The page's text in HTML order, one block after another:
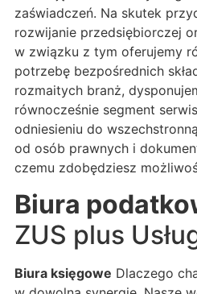
zaświadczeń. Na skutek
rozwijanie przedsiębiorczej
w związku z tym oferujemy
potrzebę bezpośrednich
rozmaitych branż,
równocześnie segment
odniesieniu do
od osób prawnych i
czemu zdobędziesz
Biura
ZUS plus
Biura księgowe Dlaczego